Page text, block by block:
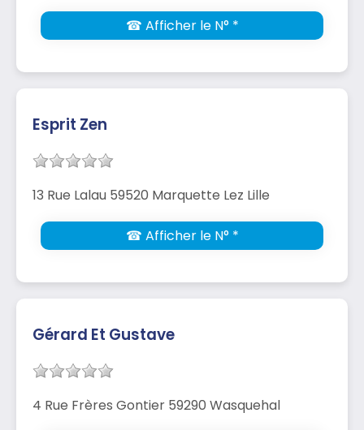
☎ Afficher le N° *
Esprit Zen
13 Rue Lalau 59520 Marquette Lez Lille
☎ Afficher le N° *
Gérard Et Gustave
4 Rue Frères Gontier 59290 Wasquehal